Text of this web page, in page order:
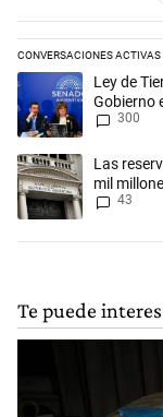
CONVERSACIONES ACTIVAS
Este listado muestra
Un artículo deLey de
Gobierno
300
Un artículo de
Las
mil
43